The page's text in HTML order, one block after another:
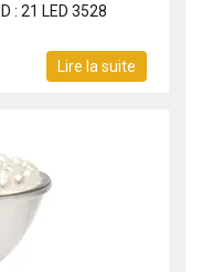
: 21 LED 3528
Lire la suite